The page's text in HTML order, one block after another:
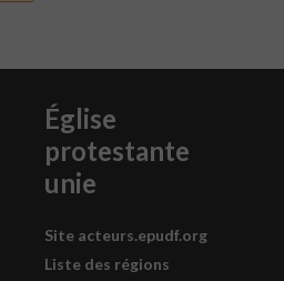
Église
protestante
unie
Site acteurs.epudf.org
Liste des régions